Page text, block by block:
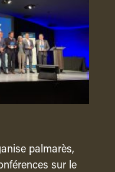
palmarès,
sur le